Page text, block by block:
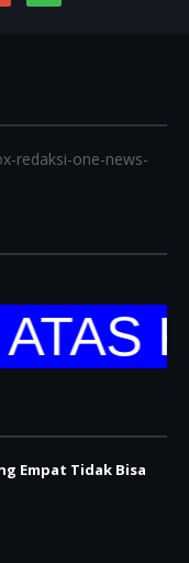
redaksi-one-news-
Empat Tidak Bisa